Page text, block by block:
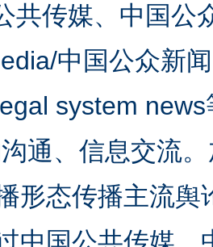
共传媒、中国公
中国公众新
system
通、信息交流
形态传播主流